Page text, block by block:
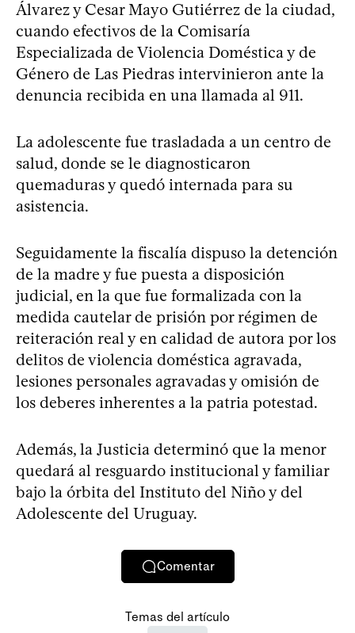
Álvarez y Cesar Mayo Gutiérrez de la ciudad,
cuando efectivos de la Comisaría
Especializada de Violencia Doméstica y de
Género de Las Piedras intervinieron ante la
denuncia recibida en una llamada al 911.
La adolescente fue trasladada a un centro de
salud, donde se le diagnosticaron
quemaduras y quedó internada para su
asistencia.
Seguidamente la fiscalía dispuso la detención
de la madre y fue puesta a disposición
judicial, en la que fue formalizada con la
medida cautelar de prisión por régimen de
reiteración real y en calidad de autora por los
delitos de violencia doméstica agravada,
lesiones personales agravadas y omisión de
los deberes inherentes a la patria potestad.
Además, la Justicia determinó que la menor
quedará al resguardo institucional y familiar
bajo la órbita del Instituto del Niño y del
Adolescente del Uruguay.
Comentar
Temas del artículo